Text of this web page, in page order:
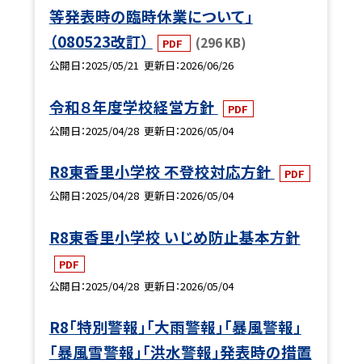
等発表時の臨時休業について」
（080523改訂）
PDF (296 KB)
公開日 2025/05/21 更新日 2026/06/26
令和８年度学校経営方針
PDF
公開日 2025/04/28 更新日 2026/05/04
R8東香里小学校 不登校対応方針
PDF
公開日 2025/04/28 更新日 2026/05/04
R8東香里小学校 いじめ防止基本方針
PDF
公開日 2025/04/28 更新日 2026/05/04
R8「特別警報」「大雨警報」「暴風警報」
「暴風雪警報」「洪水警報」発表時の措置